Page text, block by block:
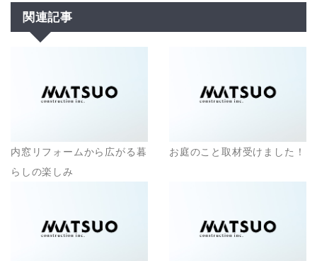
関連記事
内窓リフォームから広がる暮
らしの楽しみ
お庭のこと取材受けました！